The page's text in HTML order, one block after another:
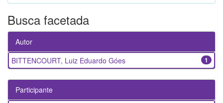
Busca facetada
Autor
1
BITTENCOURT, Luiz Eduardo Góes
Participante